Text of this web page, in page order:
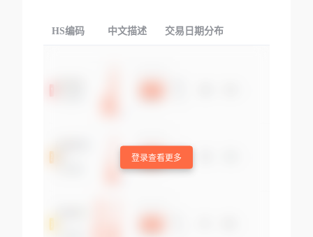
HS编码 中文描述 交易日期分布
登录查看更多